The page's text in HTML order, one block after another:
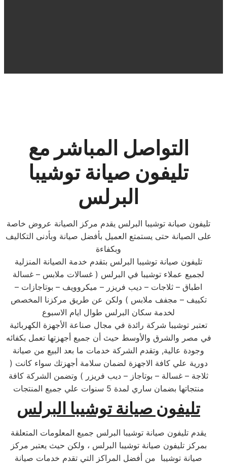
التواصل المباشر مع
تليفون صيانة توشيبا
البرلس
تليفون صيانة توشيبا البرلس يقدم مركز الصيانة عروض خاصة
على الصيانة حتى يستمتع العميل بأفضل صيانة وبأدنى التكاليف
وبكفاءة
تليفون صيانة توشيبا البرلس بتقدم خدمة الصيانة المنزلية
لجميع عملاء توشيبا في البرلس ( غسالات ملابس – غسالة
اطباق – ثلاجات – ديب فريزر – ميكروويف – بوتاجازات –
تكييف – مجفف ملابس ) ولكن عن طريق مركزنا المخصص
لخدمة سكان البرلس طوال ايام الاسبوع
تعتبر توشيبا شركة رائدة في مجال صناعة الأجهزة الكهربائية
في مصر والشرق والأوسط حيث أن جميع أجهزتها تعمل بكفائه
وجودة عالية, وتقدم الشركة خدمات ما بعد البيع من صيانة
دورية علي كافة الاجهزة لضمان سلامة أجهزتك سواء كانت (
ثلاجة – غسالة – بوتاجاز – ديب فريزر ) وتضمن الشركة كافة
منتجاتها بضمان ساري لمدة 5 سنوات علي جميع المنتجات
تليفون صيانة توشيبا البرلس
يقدم تليفون صيانة توشيبا البرلس جميع المعلومات المتعلقة
بمركز تليفون صيانة توشيبا البرلس ، ولكن حيث يعتبر مركز
صيانة توشيبا من أفضل المراكز التي تقدم خدمات صيانة